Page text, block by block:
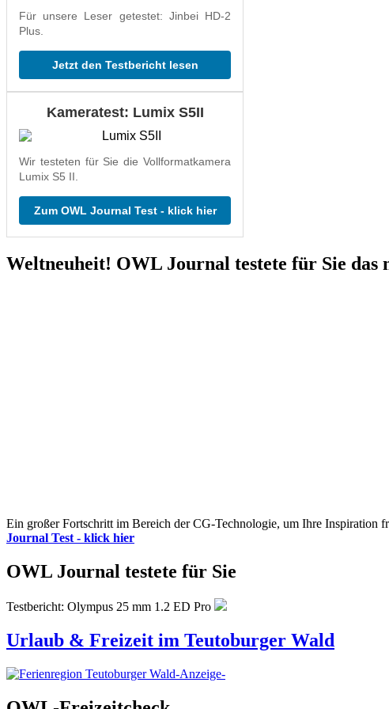
Für unsere Leser getestet: Jinbei HD-2
Plus.
Jetzt den Testbericht lesen
Kameratest: Lumix S5II
Wir testeten für Sie die Vollformatkamera
Lumix S5 II.
Zum OWL Journal Test - klick hier
Weltneuheit! OWL Journal testete für Sie
Ein großer Fortschritt im Bereich der CG-Technologie, um Ihre Inspiration
Journal Test - klick hier
OWL Journal testete für Sie
Testbericht: Olympus 25 mm 1.2 ED Pro
Urlaub & Freizeit im Teutoburger Wald
-Anzeige-